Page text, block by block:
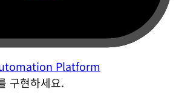
Platform
구현하세요.